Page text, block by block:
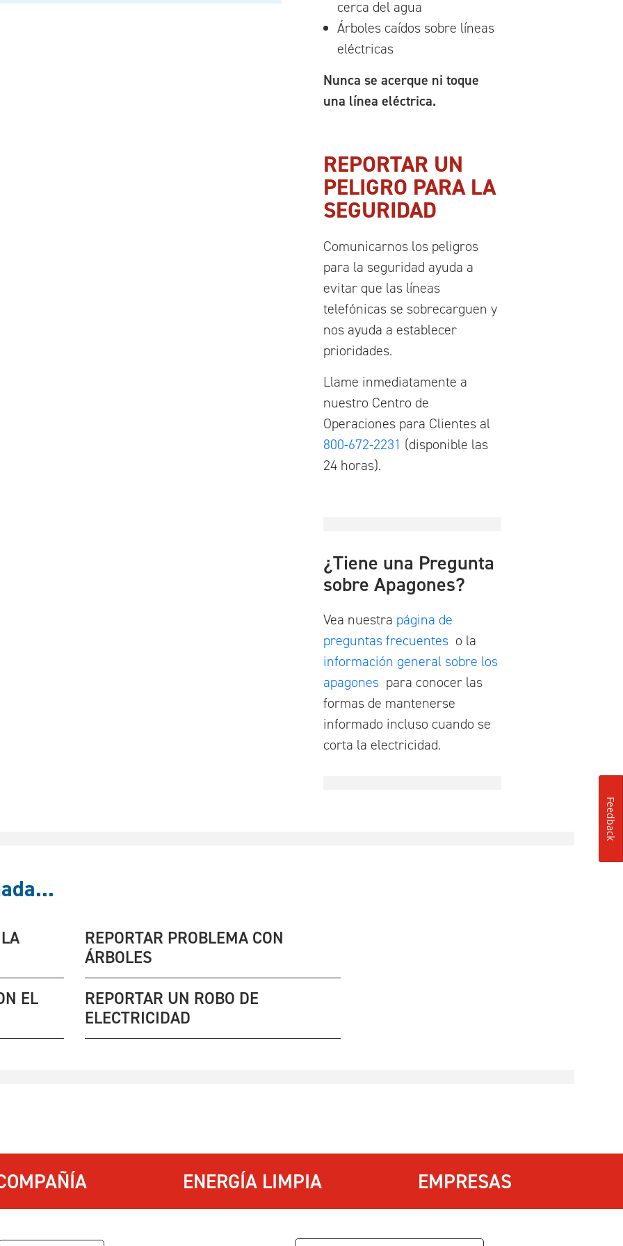
cerca del agua
Árboles caídos sobre líneas
eléctricas
Nunca se acerque ni toque
una línea eléctrica.
REPORTAR UN
PELIGRO PARA LA
SEGURIDAD
Comunicarnos los peligros
para la seguridad ayuda a
evitar que las líneas
telefónicas se sobrecarguen y
nos ayuda a establecer
prioridades.
Llame inmediatamente a
nuestro Centro de
Operaciones para Clientes al
800-672-2231 (disponible las
24 horas).
¿Tiene una Pregunta
sobre Apagones?
Vea nuestra página de
preguntas frecuenteso la
información general sobre los
apagones para conocer las
formas de mantenerse
informado incluso cuando se
corta la electricidad.
REPORTAR PROBLEMA CON
ÁRBOLES
EL
REPORTAR UN ROBO DE
ELECTRICIDAD
ENERGÍA LIMPIA EMPRESAS
Feedback